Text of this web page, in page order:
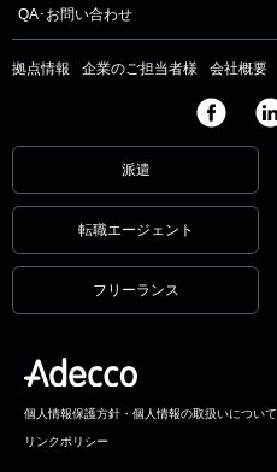
QA･お問い合わせ
拠点情報 企業のご担当者様 会社概要
派遣
転職エージェント
フリーランス
個人情報保護方針・個人情報の取扱いについて
リンクポリシー